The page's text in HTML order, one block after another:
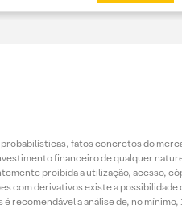
fatos concretos do
financeiro de qualquer
proibida a utilização, acesso,
com derivativos existe a
a análise de, no